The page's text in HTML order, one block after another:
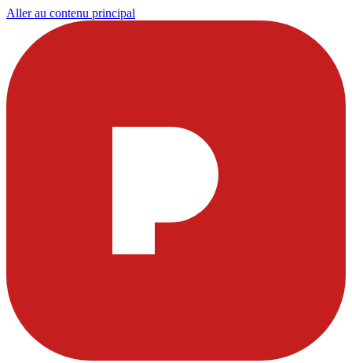
Aller au contenu principal